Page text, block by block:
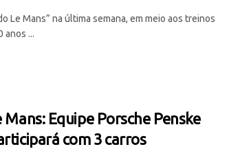
Le Mans” na última semana, em meio aos treinos
anos ...
Mans: Equipe Porsche Penske
com 3 carros